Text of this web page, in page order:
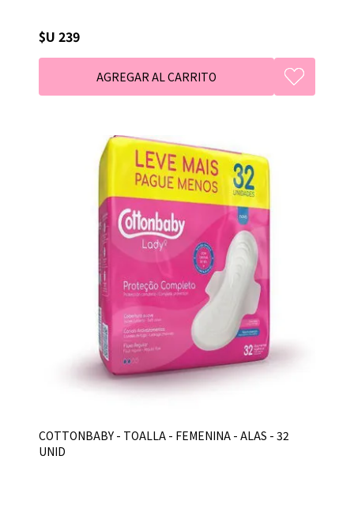
$U 239
COTTONBABY - TOALLA - FEMENINA - ALAS - 32
UNID